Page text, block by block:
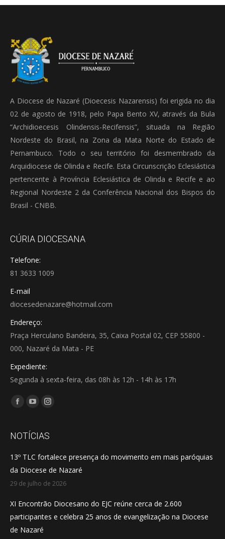
A Diocese de Nazaré (Dioecesis Nazarensis) foi erigida no dia
02 de agosto de 1918, pelo Papa Bento XV, através da Bula
“Archidioecesis Olindensis-Recifensis”, situada na Região
Nordeste do Brasil, na Zona da Mata Norte do Estado de
Pernambuco. Todo o seu território foi desmembrado da
Arquidiocese de Olinda e Recife. Esta Circunscrição Eclesiástica
pertencente à Província Eclesiástica de Olinda e Recife e ao
Regional Nordeste 2 da Conferência Nacional dos Bispos do
Brasil - CNBB.
CÚRIA DIOCESANA
Telefone:
81 3633 1009
E-mail
diocesedenazare@hotmail.com
Endereço:
Praça Herculano Bandeira, 35, Caixa Postal 02, CEP 55800 -
000, Nazaré da Mata - PE
Expediente:
Segunda à sexta-feira, das 08h às 12h - 14h às 17h
Encontre-nos em:
Facebook
opens
new
window
YouTube
opens
new
window
Instagram
opens
new
window
NOTÍCIAS
13º TLC fortalece presença do movimento em mais paróquias
da Diocese de Nazaré
29 de julho de 2026
XI Encontrão Diocesano do EJC reúne cerca de 2.600
participantes e celebra 25 anos de evangelização na Diocese
de Nazaré